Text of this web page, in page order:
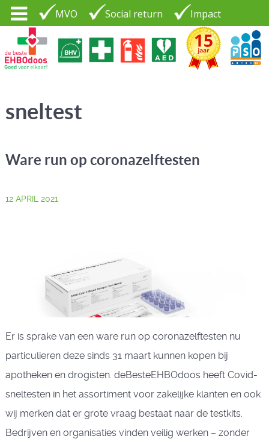
MVO Social return Impact
PSO30+
Tel. 035 - 7370265
sneltest
Ware run op coronazelftesten
12 APRIL 2021
Er is sprake van een ware run op coronazelftesten nu
particulieren deze sinds 31 maart kunnen kopen bij
apotheken en drogisten. deBesteEHBOdoos heeft Covid-
sneltesten in het assortiment voor zakelijke klanten en ook
wij merken dat er grote vraag bestaat naar de testkits.
Bedrijven en organisaties vinden veilig werken – zonder